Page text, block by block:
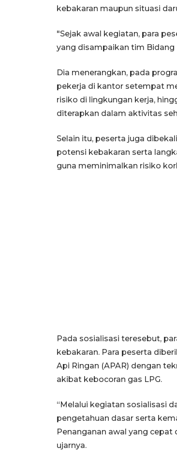
kebakaran maupun situasi
"Sejak awal kegiatan, para
yang disampaikan tim Bidang
Dia menerangkan, pada
pekerja di kantor setempat
risiko di lingkungan kerja,
diterapkan dalam aktivitas
Selain itu, peserta juga
potensi kebakaran serta
guna meminimalkan risiko
Pada sosialisasi teresebut,
kebakaran. Para peserta
Api Ringan (APAR) dengan
akibat kebocoran gas LPG.
“Melalui kegiatan sosialisasi
pengetahuan dasar serta
Penanganan awal yang
ujarnya.